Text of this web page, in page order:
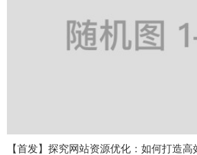
【首发】探究网站资源优化：如何打造